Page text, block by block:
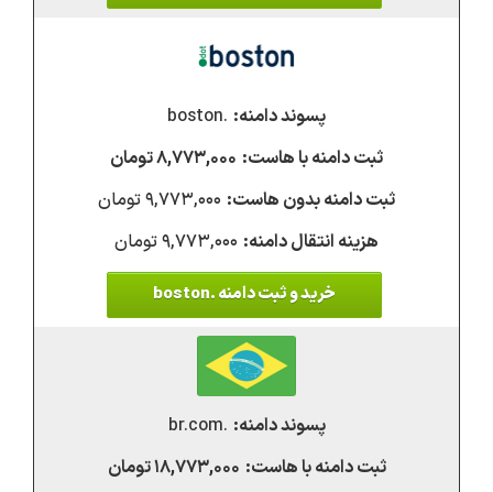
.boston
۸,۷۷۳,۰۰۰ تومان
۹,۷۷۳,۰۰۰ تومان
۹,۷۷۳,۰۰۰ تومان
خرید و ثبت دامنه .boston
.br.com
۱۸,۷۷۳,۰۰۰ تومان